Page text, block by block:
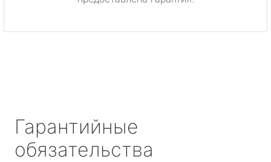
Гарантийные
обязательства